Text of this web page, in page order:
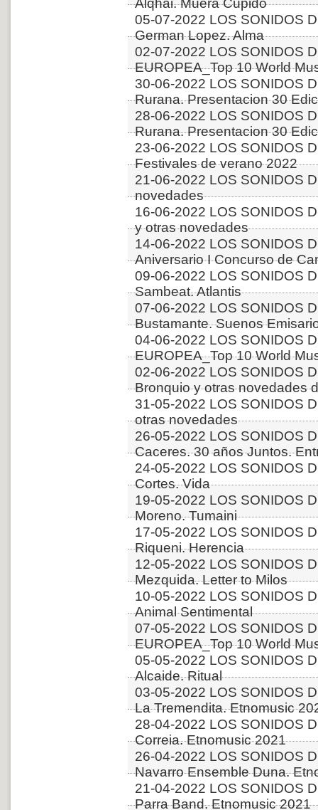
Alqhai. Muera Cupido
05-07-2022 LOS SONIDOS
German Lopez. Alma
02-07-2022 LOS SONIDOS
EUROPEA_Top 10 World
30-06-2022 LOS SONIDOS
Rurana. Presentacion 30
28-06-2022 LOS SONIDOS
Rurana. Presentacion 30
23-06-2022 LOS SONIDOS
Festivales de verano 2022
21-06-2022 LOS SONIDOS
novedades
16-06-2022 LOS SONIDOS
y otras novedades
14-06-2022 LOS SONIDOS
Aniversario I Concurso de
09-06-2022 LOS SONIDOS
Sambeat. Atlantis
07-06-2022 LOS SONIDOS
Bustamante. Suenos
04-06-2022 LOS SONIDOS
EUROPEA_Top 10 World
02-06-2022 LOS SONIDOS
Bronquio y otras novedades
31-05-2022 LOS SONIDOS
otras novedades
26-05-2022 LOS SONIDOS
Caceres. 30 años Juntos.
24-05-2022 LOS SONIDOS
Cortes. Vida
19-05-2022 LOS SONIDOS
Moreno. Tumaini
17-05-2022 LOS SONIDOS
Riqueni. Herencia
12-05-2022 LOS SONIDOS
Mezquida. Letter to Milos
10-05-2022 LOS SONIDOS
Animal Sentimental
07-05-2022 LOS SONIDOS
EUROPEA_Top 10 World
05-05-2022 LOS SONIDOS
Alcaide. Ritual
03-05-2022 LOS SONIDOS
La Tremendita. Etnomusic
28-04-2022 LOS SONIDOS
Correia. Etnomusic 2021
26-04-2022 LOS SONIDOS
Navarro Ensemble Duna.
21-04-2022 LOS SONIDOS
Parra Band. Etnomusic 2021